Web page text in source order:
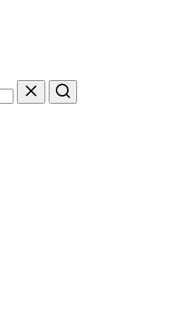
Tilbakestill
Søk